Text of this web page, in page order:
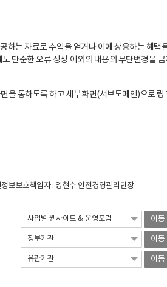
는 자료로 수익을 얻거나 이에 상응하는 혜택
단순한 오류 정정 이외의 내용의 무단변경을
을 통하도록 하고 세부화면(서브도메인)으로
정보보호책임자 : 양현수 안전경영관리단장
이동
이동
이동